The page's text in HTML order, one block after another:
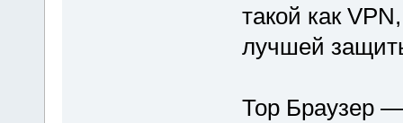
такой как
лучшей
Тор Браузер